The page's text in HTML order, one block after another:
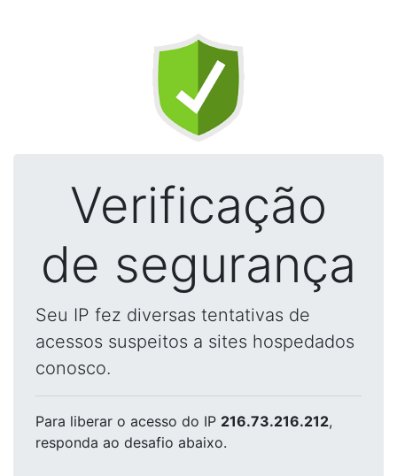
Verificação
de segurança
Seu IP fez diversas tentativas de
acessos suspeitos a sites hospedados
conosco.
Para liberar o acesso do IP 216.73.216.212,
responda ao desafio abaixo.